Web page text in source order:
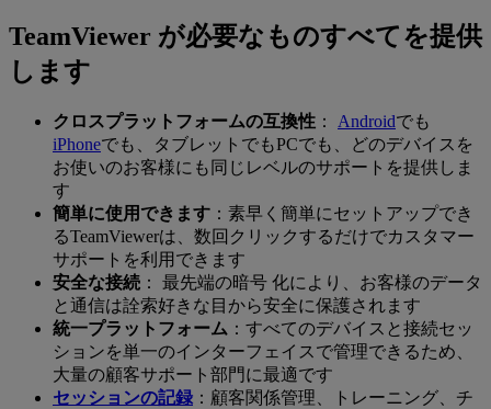
TeamViewer が必要なものすべてを提供
します
クロスプラットフォームの互換性 ： Androidでも
iPhoneでも、タブレットでもPCでも、どのデバイスを
お使いのお客様にも同じレベルのサポートを提供しま
す
簡単に使用できます ：素早く簡単にセットアップでき
るTeamViewerは、数回クリックするだけでカスタマー
サポートを利用できます
安全な接続 ： 最先端の暗号 化により、お客様のデータ
と通信は詮索好きな目から安全に保護されます
統一プラットフォーム ：すべてのデバイスと接続セッ
ションを単一のインターフェイスで管理できるため、
大量の顧客サポート部門に最適です
セッションの記録 ：顧客関係管理、トレーニング、チ